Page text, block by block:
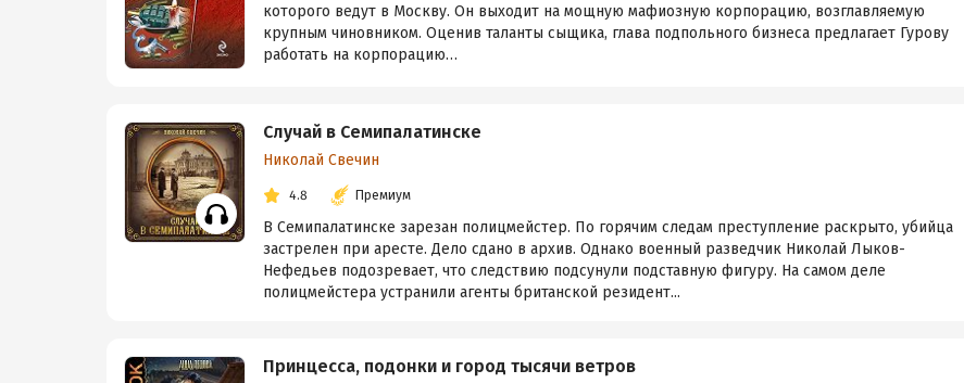
которого ведут в Москву. Он выходит на мощную мафиозную корпорацию, возглавляемую
крупным чиновником. Оценив таланты сыщика, глава подпольного бизнеса предлагает Гурову
работать на корпорацию…
Случай в Семипалатинске
Николай Свечин
4.8 Премиум
В Семипалатинске зарезан полицмейстер. По горячим следам преступление раскрыто, убийца
застрелен при аресте. Дело сдано в архив. Однако военный разведчик Николай Лыков-
Нефедьев подозревает, что следствию подсунули подставную фигуру. На самом деле
полицмейстера устранили агенты британской резидент...
Принцесса, подонки и город тысячи ветров